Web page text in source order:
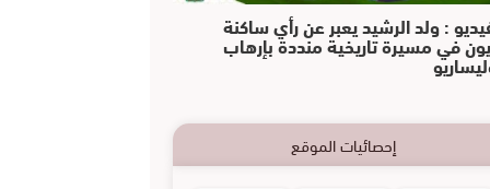
: ولد الرشيد يعبر عن رأي ساكنة
في مسيرة تاريخية منددة بإرهاب
إحصائيات الموقع